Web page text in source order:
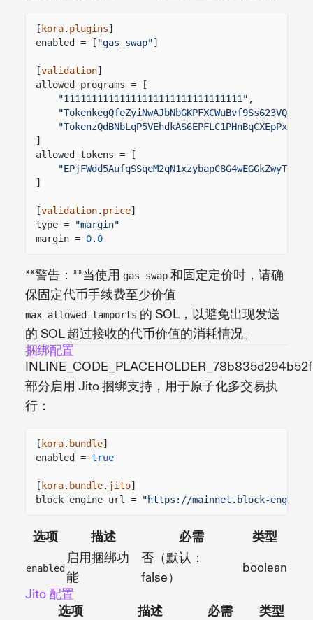
[ kora. plugins]
enabled = [ "gas_swap"]
[validation]
allowed_programs = [
"11111111111111111111111111111111" ,
"TokenkegQfeZyiNwAJbNbGKPFXCWuBvf9Ss623VQ5DA"
"TokenzQdBNbLqP5VEhdkAS6EPFLC1PHnBqCXEpPxuEb"
]
allowed_tokens = [
]
[validation. price]
type =
"margin"
margin = 0.0
**警告：**当使用 gas_swap 和固定定价时，请确
保固定代币手续费至少价值
max_allowed_lamports 的 SOL，以避免出现发送
的 SOL 超过接收的代币价值的消耗情况。
捆绑配置
部分启用 Jito 捆绑支持，用于原子化多交易执
行：
[ kora. bundle]
enabled = true
[ kora. bundle. jito]
block_engine_url =
"https://mainnet.block-
选项 描述 必需 类型
enabled
启用捆绑功
能
否（默认：
false）
boolean
Jito 配置
选项
描述 必需 类型